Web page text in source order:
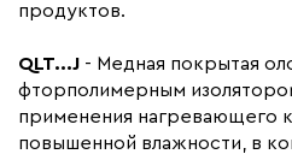
продуктов.
QLT...J - Медная покрытая
фторполимерным
применения нагревающего
повышенной влажности, в